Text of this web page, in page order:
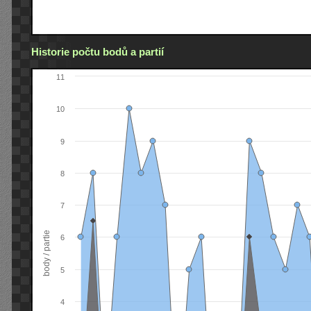
Historie počtu bodů a partií
body / partie
4
5
6
7
8
9
10
11